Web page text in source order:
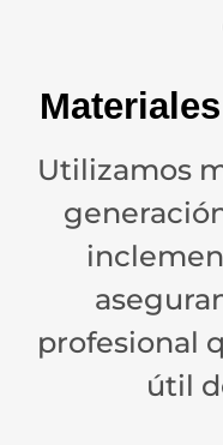
Utilizamos
profesional
útil